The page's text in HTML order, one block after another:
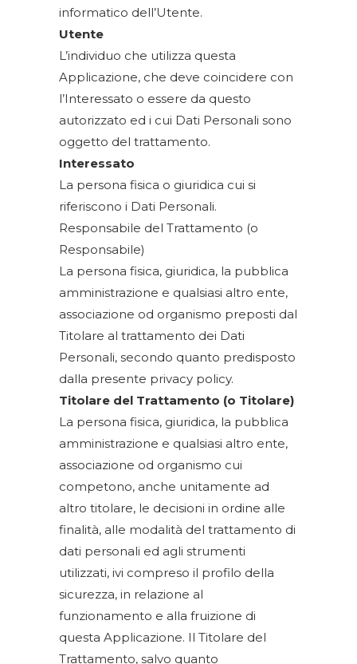
informatico dell’Utente.
Utente
L’individuo che utilizza questa
Applicazione, che deve coincidere con
l’Interessato o essere da questo
autorizzato ed i cui Dati Personali sono
oggetto del trattamento.
Interessato
La persona fisica o giuridica cui si
riferiscono i Dati Personali.
Responsabile del Trattamento (o
Responsabile)
La persona fisica, giuridica, la pubblica
amministrazione e qualsiasi altro ente,
associazione od organismo preposti dal
Titolare al trattamento dei Dati
Personali, secondo quanto predisposto
dalla presente privacy policy.
Titolare del Trattamento (o Titolare)
La persona fisica, giuridica, la pubblica
amministrazione e qualsiasi altro ente,
associazione od organismo cui
competono, anche unitamente ad
altro titolare, le decisioni in ordine alle
finalità, alle modalità del trattamento di
dati personali ed agli strumenti
utilizzati, ivi compreso il profilo della
sicurezza, in relazione al
funzionamento e alla fruizione di
questa Applicazione. Il Titolare del
Trattamento, salvo quanto